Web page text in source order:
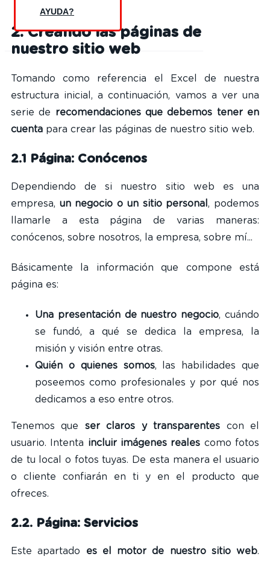
AYUDA?
2. Creando las páginas de
nuestro sitio web
Tomando como referencia el Excel de nuestra
estructura inicial, a continuación, vamos a ver una
serie de recomendaciones que debemos tener en
cuenta para crear las páginas de nuestro sitio web.
2.1 Página: Conócenos
Dependiendo de si nuestro sitio web es una
empresa, un negocio o un sitio personal, podemos
llamarle a esta página de varias maneras:
conócenos, sobre nosotros, la empresa, sobre mí...
Básicamente la información que compone está
página es:
Una presentación de nuestro negocio, cuándo
se fundó, a qué se dedica la empresa, la
misión y visión entre otras.
Quién o quienes somos, las habilidades que
poseemos como profesionales y por qué nos
dedicamos a eso entre otros.
Tenemos que ser claros y transparentes con el
usuario. Intenta incluir imágenes reales como fotos
de tu local o fotos tuyas. De esta manera el usuario
o cliente confiarán en ti y en el producto que
ofreces.
2.2. Página: Servicios
Este apartado es el motor de nuestro sitio web.